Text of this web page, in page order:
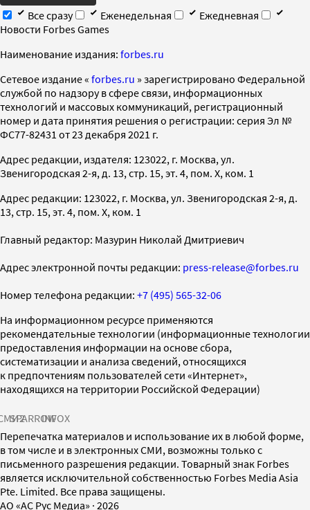
Все сразу
Еженедельная
Ежедневная
Новости Forbes Games
Наименование издания: forbes.ru
Cетевое издание « forbes.ru » зарегистрировано Федеральной
службой по надзору в сфере связи, информационных
технологий и массовых коммуникаций, регистрационный
номер и дата принятия решения о регистрации: серия Эл №
ФС77-82431 от 23 декабря 2021 г.
Адрес редакции, издателя: 123022, г. Москва, ул.
Звенигородская 2-я, д. 13, стр. 15, эт. 4, пом. X, ком. 1
Адрес редакции: 123022, г. Москва, ул. Звенигородская 2-я, д.
13, стр. 15, эт. 4, пом. X, ком. 1
Главный редактор: Мазурин Николай Дмитриевич
Адрес электронной почты редакции: press-release@forbes.ru
Номер телефона редакции: +7 (495) 565-32-06
На информационном ресурсе применяются
рекомендательные технологии (информационные технологии
предоставления информации на основе сбора,
систематизации и анализа сведений, относящихся
к предпочтениям пользователей сети «Интернет»,
находящихся на территории Российской Федерации)
SPARROWINFOX
Перепечатка материалов и использование их в любой форме,
в том числе и в электронных СМИ, возможны только с
письменного разрешения редакции. Товарный знак Forbes
является исключительной собственностью Forbes Media Asia
Pte. Limited. Все права защищены.
AO «АС Рус Медиа» · 2026